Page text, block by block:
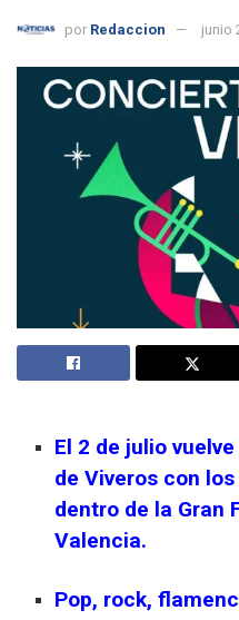
por Redaccion junio
El 2 de julio
de Viveros con
dentro de la Gran
Valencia.
Pop, rock,